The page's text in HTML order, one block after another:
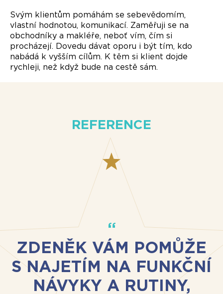
Svým klientům pomáhám se sebevědomím,
vlastní hodnotou, komunikací. Zaměřuji se na
obchodníky a makléře, neboť vím, čím si
procházejí. Dovedu dávat oporu i být tím, kdo
nabádá k vyšším cílům. K těm si klient dojde
rychleji, než když bude na cestě sám.
REFERENCE
ZDENĚK VÁM POMŮŽE
S NAJETÍM NA FUNKČNÍ
NÁVYKY A RUTINY,